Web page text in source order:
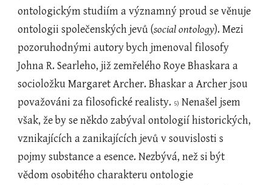
ontologickým studiím a významný proud se věnuje
ontologii společenských jevů (social ontology). Mezi
pozoruhodnými autory bych jmenoval filosofy
Johna R. Searleho, již zemřelého Roye Bhaskara a
socioložku Margaret Archer. Bhaskar a Archer jsou
považováni za filosofické realisty. 5) Nenašel jsem
však, že by se někdo zabýval ontologií historických,
vznikajících a zanikajících jevů v souvislosti s
pojmy substance a esence. Nezbývá, než si být
vědom osobitého charakteru ontologie